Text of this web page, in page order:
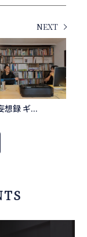
NEXT
想録 ギ...